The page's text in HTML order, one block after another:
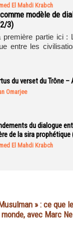
El Mahdi Krabch
modèle de
3)
première partie ici :
entre les
du verset du Trône –
Omarjee
du dialogue
de la sira
El Mahdi Krabch
» : ce que
avec Marc